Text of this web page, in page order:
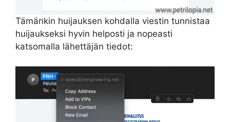
Tämänkin huijauksen kohdalla viestin tunnistaa
huijaukseksi hyvin helposti ja nopeasti
katsomalla lähettäjän tiedot: